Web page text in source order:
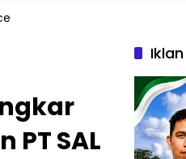
PT SAL
Iklan